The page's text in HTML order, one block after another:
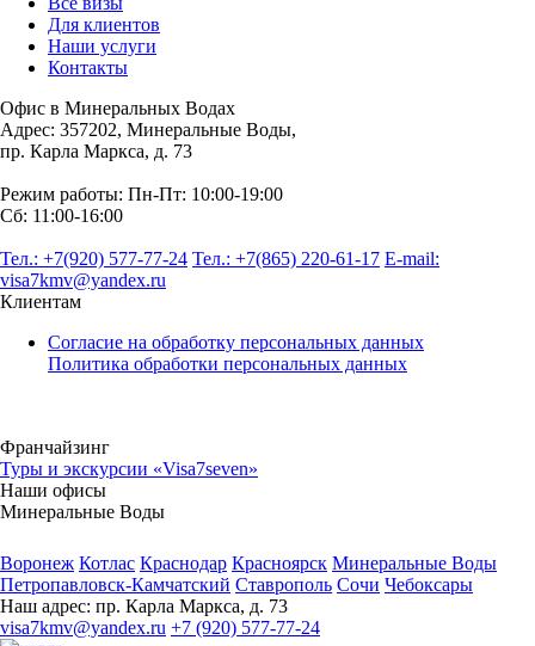
Для клиентов
Наши услуги
Контакты
Офис в Минеральных Водах
Адрес: 357202, Минеральные Воды,
пр. Карла Маркса, д. 73
Режим работы: Пн-Пт: 10:00-19:00
Сб: 11:00-16:00
Тел.: +7(920) 577-77-24 Тел.: +7(865) 220-61-17 E-mail:
visa7kmv@yandex.ru
Клиентам
Согласие на обработку персональных данных
Политика обработки персональных данных
Франчайзинг
Туры и экскурсии «Visa7seven»
Наши офисы
Минеральные Воды
Воронеж Котлас Краснодар Красноярск Минеральные Воды
Петропавловск-Камчатский Ставрополь Сочи Чебоксары
Наш адрес: пр. Карла Маркса, д. 73
visa7kmv@yandex.ru +7 (920) 577-77-24